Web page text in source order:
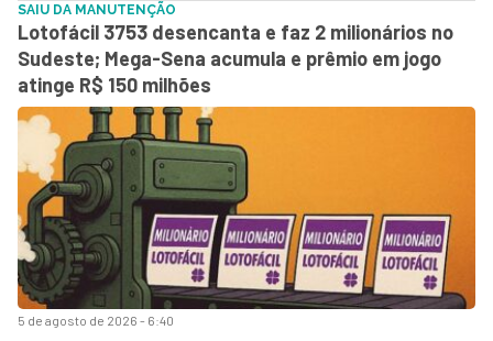
5 de agosto de 2026 - 6:40
SAIU DA MANUTENÇÃO
Lotofácil 3753 desencanta e faz 2 milionários no
Sudeste; Mega-Sena acumula e prêmio em jogo
atinge R$ 150 milhões